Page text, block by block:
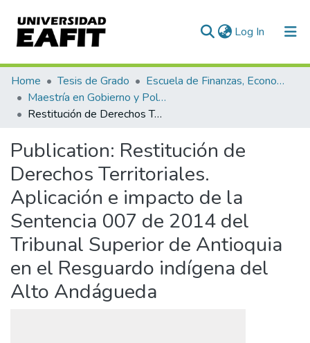
Log In (current)
Communities & Collections
All of DSpace
Home Tesis de Grado
Escuela de Finanzas, Economía y Gobierno
Maestría en Gobierno y Políticas Públicas (tesis)
Restitución de Derechos Territoriales. Aplicación e impacto de la Sentencia 007 de 2014 del Tribunal Superior de Antioquia en el Resguardo indígena del Alto Andágueda
Publication: Restitución de
Derechos Territoriales.
Aplicación e impacto de la
Sentencia 007 de 2014 del
Tribunal Superior de Antioquia
en el Resguardo indígena del
Alto Andágueda